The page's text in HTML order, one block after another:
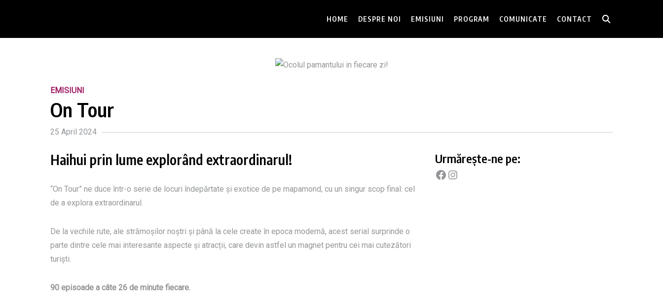
HOME DESPRE NOI EMISIUNI PROGRAM COMUNICATE CONTACT
EMISIUNI
On Tour
25 April 2024
Haihui prin lume explorând extraordinarul!
“On Tour” ne duce într-o serie de locuri îndepărtate și exotice de pe mapamond, cu un singur scop final: cel
de a explora extraordinarul.
De la vechile rute, ale strămoșilor noștri și până la cele create în epoca modernă, acest serial surprinde o
parte dintre cele mai interesante aspecte și atracții, care devin astfel un magnet pentru cei mai cutezători
turiști.
90 episoade a câte 26 de minute fiecare.
Urmărește-ne pe: